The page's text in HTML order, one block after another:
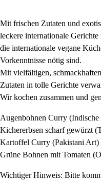
Mit frischen Zutaten und
leckere internationale
die internationale vegane
Vorkenntnisse nötig sind.
Mit vielfältigen,
Zutaten in tolle Gerichte
Wir kochen zusammen und
Augenbohnen Curry
Kichererbsen scharf gewürzt
Kartoffel Curry (Pakistani Art)
Grüne Bohnen mit Tomaten
Wichtiger Hinweis: Bitte